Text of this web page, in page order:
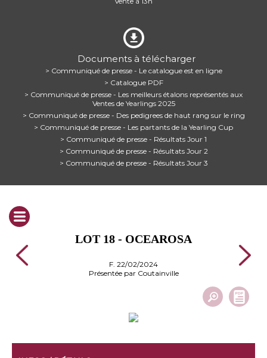
Documents à télécharger
> Communiqué de presse - Le catalogue est en ligne
> Catalogue PDF
> Communiqué de presse - Les meilleurs étalons représentés aux
Ventes de Yearlings 2025
> Communiqué de presse - Des pedigrees de haut rang sur le ring
> Communiqué de presse - Les partants de la Yearling Cup
> Communiqué de presse - Résultats Jour 1
> Communiqué de presse - Résultats Jour 2
> Communiqué de presse - Résultats Jour 3
LOT 18 - OCEAROSA
F. 22/02/2024
Présentée par Coutainville